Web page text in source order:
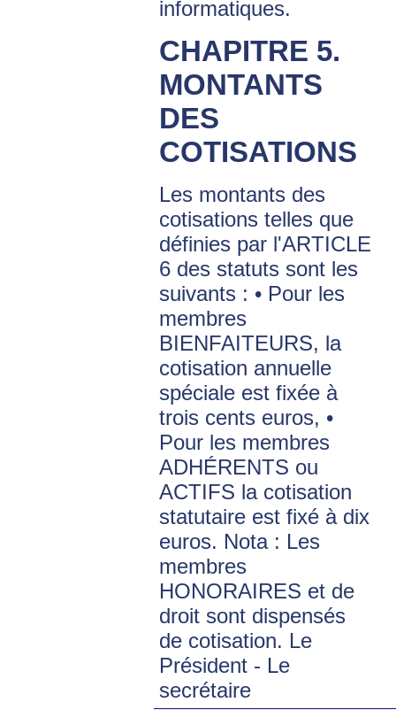
informatiques.
CHAPITRE 5.
MONTANTS
DES
COTISATIONS
Les montants des
cotisations telles que
définies par l'ARTICLE
6 des statuts sont les
suivants : • Pour les
membres
BIENFAITEURS, la
cotisation annuelle
spéciale est fixée à
trois cents euros, •
Pour les membres
ADHÉRENTS ou
ACTIFS la cotisation
statutaire est fixé à dix
euros. Nota : Les
membres
HONORAIRES et de
droit sont dispensés
de cotisation. Le
Président - Le
secrétaire